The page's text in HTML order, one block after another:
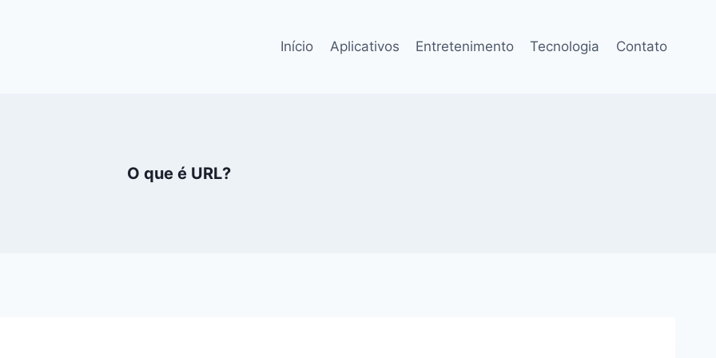
Início Aplicativos Entretenimento Tecnologia Contato
O que é URL?